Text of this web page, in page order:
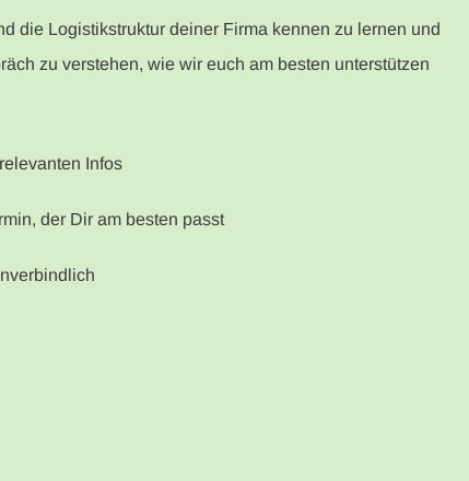
die Logistikstruktur deiner Firma kennen zu lernen und
zu verstehen, wie wir euch am besten unterstützen
Infos
der Dir am besten passt